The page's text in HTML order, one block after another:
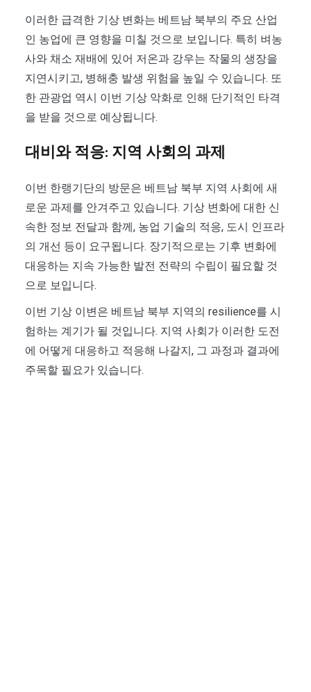
이러한 급격한 기상 변화는 베트남 북부의 주요 산업
인 농업에 큰 영향을 미칠 것으로 보입니다. 특히 벼농
사와 채소 재배에 있어 저온과 강우는 작물의 생장을
지연시키고, 병해충 발생 위험을 높일 수 있습니다. 또
한 관광업 역시 이번 기상 악화로 인해 단기적인 타격
을 받을 것으로 예상됩니다.
대비와 적응: 지역 사회의 과제
이번 한랭기단의 방문은 베트남 북부 지역 사회에 새
로운 과제를 안겨주고 있습니다. 기상 변화에 대한 신
속한 정보 전달과 함께, 농업 기술의 적응, 도시 인프라
의 개선 등이 요구됩니다. 장기적으로는 기후 변화에
대응하는 지속 가능한 발전 전략의 수립이 필요할 것
으로 보입니다.
이번 기상 이변은 베트남 북부 지역의 resilience를 시
험하는 계기가 될 것입니다. 지역 사회가 이러한 도전
에 어떻게 대응하고 적응해 나갈지, 그 과정과 결과에
주목할 필요가 있습니다.